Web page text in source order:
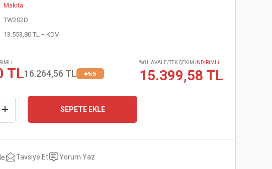
Makita
TW202D
13.553,80 TL + KDV
TL16.264,56 TL %5
%0 HAVALE/TEK ÇEKİM İNDİRİMLİ
15.399,58 TL
SEPETE EKLE
Tavsiye Et Yorum Yaz